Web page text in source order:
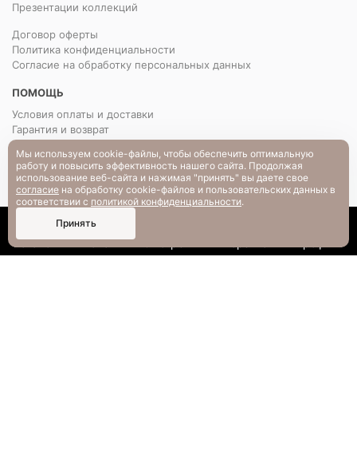
Каталог Поиск
Презентации коллекций
Договор оферты
Политика конфиденциальности
Согласие на обработку персональных данных
ПОМОЩЬ
Условия оплаты и доставки
Гарантия и возврат
РАЗМЕРНАЯ СЕТКА
Вопрос-ответ
Мы используем cookie-файлы, чтобы обеспечить оптимальную
работу и повысить эффективность нашего сайта. Продолжая
использование веб-сайта и нажимая "принять" вы даете свое
согласие на обработку cookie-файлов и пользовательских данных в
соответствии с политикой конфиденциальности.
Принять